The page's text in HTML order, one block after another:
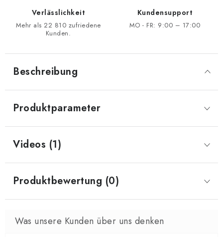
Verlässlichkeit
Mehr als 22 810 zufriedene
Kunden.
Kundensupport
MO - FR: 9:00 – 17:00
Beschreibung
Produktparameter
Videos (1)
Produktbewertung (0)